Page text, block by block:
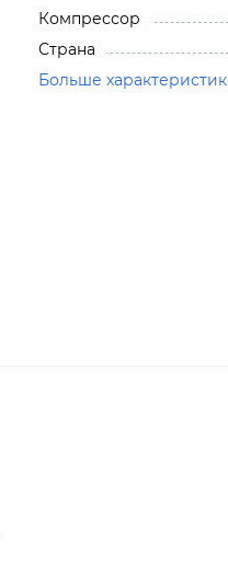
Компрессор
Страна
Больше характеристик